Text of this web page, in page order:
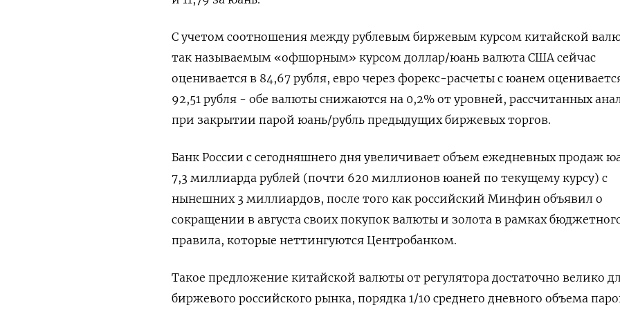
С учетом соотношения между рублевым биржевым курсом китайской
так называемым «офшорным» курсом доллар/юань валюта США сейчас
оценивается в 84,67 рубля, евро через форекс-расчеты с юанем
92,51 рубля - обе валюты снижаются на 0,2% от уровней, рассчитанных
при закрытии парой юань/рубль предыдущих биржевых торгов.
Банк России с сегодняшнего дня увеличивает объем ежедневных продаж
7,3 миллиарда рублей (почти 620 миллионов юаней по текущему курсу) с
нынешних 3 миллиардов, после того как российский Минфин объявил о
сокращении в августа своих покупок валюты и золота в рамках
правила, которые неттингуются Центробанком.
Такое предложение китайской валюты от регулятора достаточно велико
биржевого российского рынка, порядка 1/10 среднего дневного объема